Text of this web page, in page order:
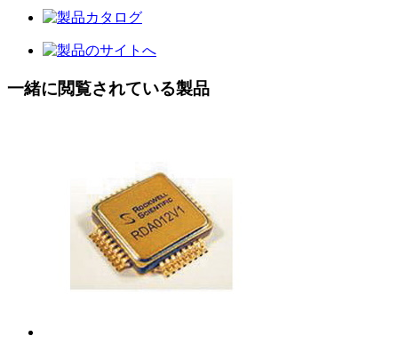
一緒に閲覧されている製品